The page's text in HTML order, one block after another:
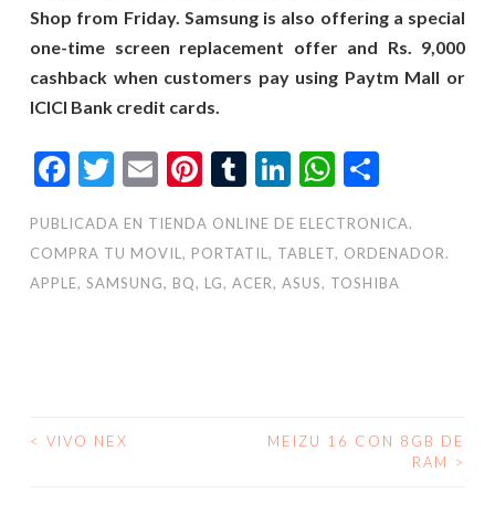
Shop from Friday. Samsung is also offering a special
one-time screen replacement offer and Rs. 9,000
cashback when customers pay using Paytm Mall or
ICICI Bank credit cards.
Facebook
Twitter
EmailPinterest
Tumblr
LinkedIn
PUBLICADA EN TIENDA ONLINE DE ELECTRONICA.
COMPRA TU MOVIL, PORTATIL, TABLET, ORDENADOR.
APPLE, SAMSUNG, BQ, LG, ACER, ASUS, TOSHIBA
NAVEGACIÓN
< VIVO NEX
MEIZU 16 CON 8GB DE
RAM
>